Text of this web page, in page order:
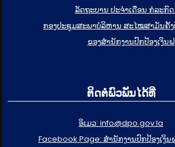
ລັດຖະບານ ປະຈໍາເດືອນ ກໍລະກົ
ກອງປະຊຸມສະພາບໍລິຫານ ສະໄໝສາມັນຄັ້ງ
ຂອງສຳນັກງານປົກປ້ອງເງິນ
ຕິດຕໍ່ພົວພັນໄດ້ທີ່
ອິເມວ: info@dpo.gov.la
Facebook Page: ສໍານັກງານປົກປ້ອງເງິນ